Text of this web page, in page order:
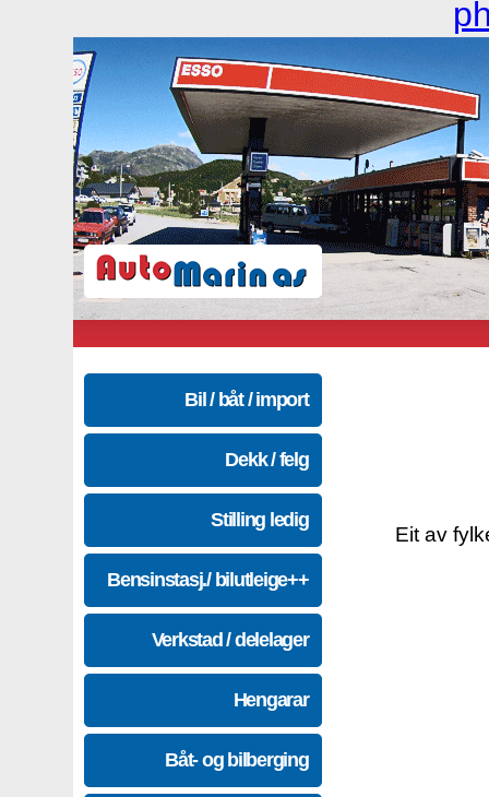
Bil / båt / import
Dekk / felg
Stilling ledig
Bensinstasj./ bilutleige++
Verkstad / delelager
Hengarar
Båt- og bilberging
Eit av